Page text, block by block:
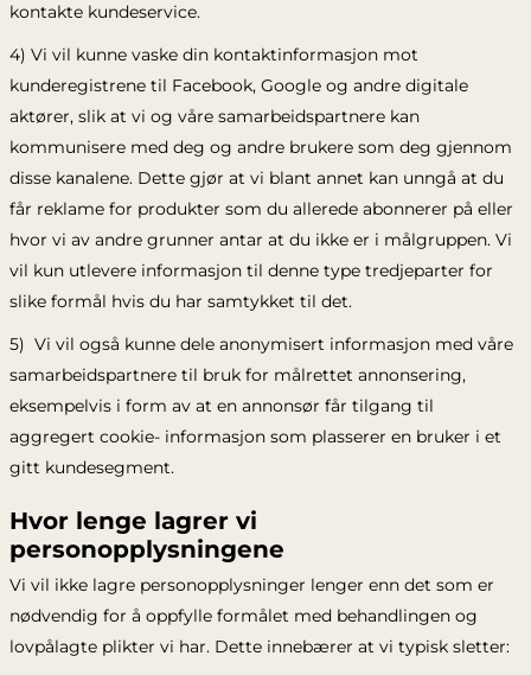
kontakte kundeservice.
4) Vi vil kunne vaske din kontaktinformasjon mot
kunderegistrene til Facebook, Google og andre digitale
aktører, slik at vi og våre samarbeidspartnere kan
kommunisere med deg og andre brukere som deg gjennom
disse kanalene. Dette gjør at vi blant annet kan unngå at du
får reklame for produkter som du allerede abonnerer på eller
hvor vi av andre grunner antar at du ikke er i målgruppen. Vi
vil kun utlevere informasjon til denne type tredjeparter for
slike formål hvis du har samtykket til det.
5) Vi vil også kunne dele anonymisert informasjon med våre
samarbeidspartnere til bruk for målrettet annonsering,
eksempelvis i form av at en annonsør får tilgang til
aggregert cookie- informasjon som plasserer en bruker i et
gitt kundesegment.
Hvor lenge lagrer vi
personopplysningene
Vi vil ikke lagre personopplysninger lenger enn det som er
nødvendig for å oppfylle formålet med behandlingen og
lovpålagte plikter vi har. Dette innebærer at vi typisk sletter: